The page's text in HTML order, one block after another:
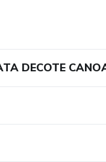
DECOTE